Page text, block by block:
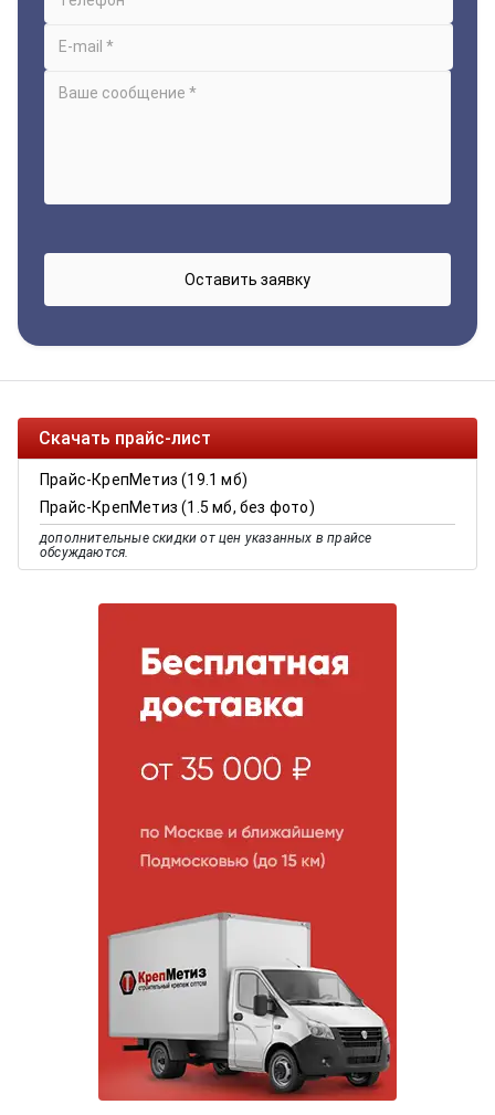
Скачать прайс-лист
Прайс-КрепМетиз (19.1 мб)
Прайс-КрепМетиз (1.5 мб, без фото)
дополнительные скидки от цен указанных в прайсе
обсуждаются.